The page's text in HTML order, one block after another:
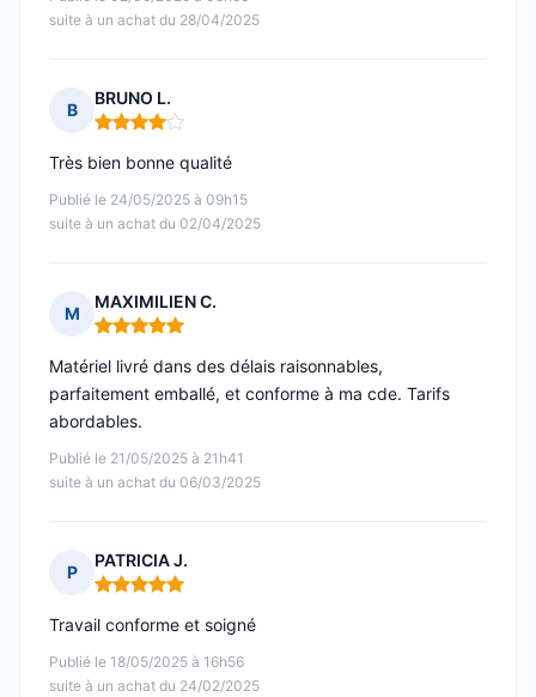
suite à un achat du 28/04/2025
B
BRUNO L.
Note : 4 sur 5
Publié le 24/05/2025 à 09h15
suite à un achat du 02/04/2025
Très bien bonne qualité
M
MAXIMILIEN C.
Note : 5 sur 5
Publié le 21/05/2025 à 21h41
suite à un achat du 06/03/2025
Matériel livré dans des délais raisonnables,
parfaitement emballé, et conforme à ma cde. Tarifs
abordables.
P
PATRICIA J.
Note : 5 sur 5
Publié le 18/05/2025 à 16h56
suite à un achat du 24/02/2025
Travail conforme et soigné